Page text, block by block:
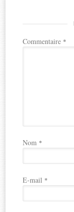
Commentaire *
Nom *
E-mail *